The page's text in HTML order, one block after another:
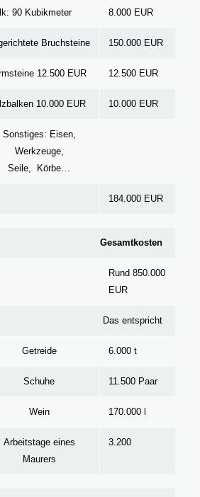
90 Kubikmeter 8.000 EUR
Bruchsteine 150.000 EUR
12.500 EUR 12.500 EUR
10.000 EUR 10.000 EUR
Sonstiges: Eisen,
Werkzeuge,
Seile, Körbe…
184.000 EUR
Rund 850.000
EUR
Getreide 6.000 t
Schuhe 11.500 Paar
Wein 170.000 l
Arbeitstage eines
Maurers
3.200